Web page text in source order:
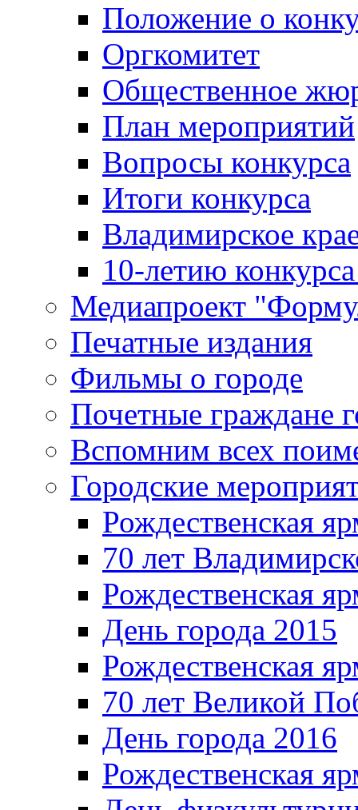
Положение о
Оргкомитет
Общественное
План мероприятий
Вопросы конкурса
Итоги конкурса
Владимирское
10-летию
Медиапроект
Печатные издания
Фильмы о городе
Почетные граждане
Вспомним всех
Городские
Рождественская
70 лет
Рождественская
День города 2015
Рождественская
70 лет Великой
День города 2016
Рождественская